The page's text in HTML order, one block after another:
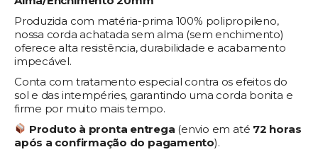
Produzida com matéria-prima 100% polipropileno,
nossa corda achatada sem alma (sem enchimento)
oferece alta resistência, durabilidade e acabamento
impecável.
Conta com tratamento especial contra os efeitos do
sol e das intempéries, garantindo uma corda bonita e
firme por muito mais tempo.
Produto à pronta entrega (envio em até 72 horas
após a confirmação do pagamento).